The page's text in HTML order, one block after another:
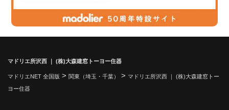
マドリエ所沢西 ｜ (株)大森建窓トーヨー住器
マドリエNET 全国版 > 関東（埼玉・千葉） > マドリエ所沢西 ｜ (株)大森建窓トー
ヨー住器